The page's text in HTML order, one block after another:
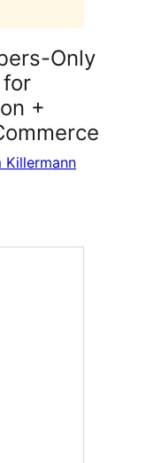
Only
for
+
Killermann